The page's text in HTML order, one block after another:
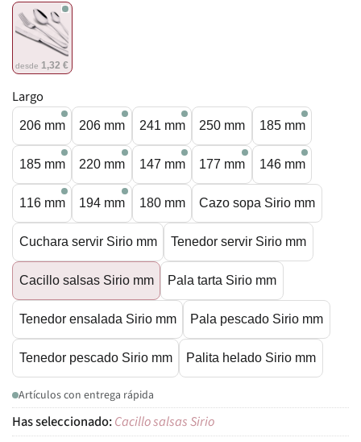
desde 1,32 €
Largo
206 mm 206 mm 241 mm 250 mm 185 mm
185 mm 220 mm 147 mm 177 mm 146 mm
116 mm 194 mm 180 mm Cazo sopa Sirio mm
Cuchara servir Sirio mm Tenedor servir Sirio mm
Cacillo salsas Sirio mm Pala tarta Sirio mm
Tenedor ensalada Sirio mm Pala pescado Sirio mm
Tenedor pescado Sirio mm Palita helado Sirio mm
Artículos con entrega rápida
Cacillo salsas Sirio